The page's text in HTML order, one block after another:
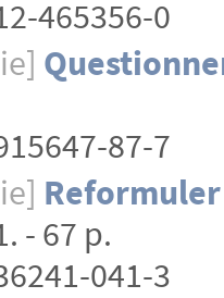
465356-0
87-7
- 67 p.
041-3